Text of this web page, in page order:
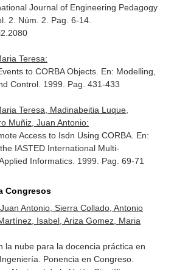
Journal of Engineering Pedagogy
2. Núm. 2. Pag. 6-14.
Teresa:
to CORBA Objects. En: Modelling,
Control. 1999. Pag. 431-433
Teresa, Madinabeitia Luque,
Muñiz, Juan Antonio:
Access to Isdn Using CORBA. En:
IASTED International Multi-
Informatics. 1999. Pag. 69-71
Congresos
Antonio, Sierra Collado, Antonio
Isabel, Ariza Gomez, Maria
la nube para la docencia práctica en
Ponencia en Congreso.